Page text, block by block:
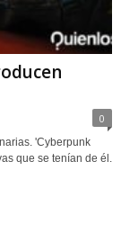
0
'Cyberpunk
que se tenían de él.